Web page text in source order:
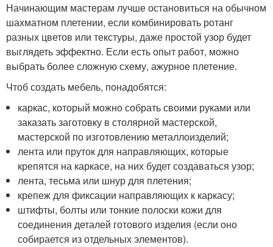
Начинающим мастерам лучше остановиться на обычном
шахматном плетении, если комбинировать ротанг
разных цветов или текстуры, даже простой узор будет
выглядеть эффектно. Если есть опыт работ, можно
выбрать более сложную схему, ажурное плетение.
Чтоб создать мебель, понадобятся:
каркас, который можно собрать своими руками или
заказать заготовку в столярной мастерской,
мастерской по изготовлению металлоизделий;
лента или пруток для направляющих, которые
крепятся на каркасе, на них будет создаваться узор;
лента, тесьма или шнур для плетения;
крепеж для фиксации направляющих к каркасу;
штифты, болты или тонкие полоски кожи для
соединения деталей готового изделия (если оно
собирается из отдельных элементов).